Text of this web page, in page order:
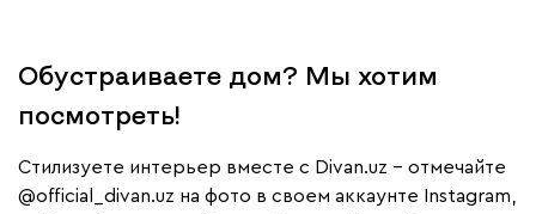
Обустраиваете дом? Мы хотим
посмотреть!
Cтилизуете интерьер вместе с Divan.uz – отмечайте
@official_divan.uz на фото в своем аккаунте Instagram,